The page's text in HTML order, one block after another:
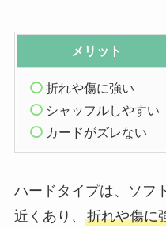
メリット
折れや傷に強い
シャッフルしやすい
カードがズレない
ハードタイプは、ソフ
近くあり、 折れや傷に